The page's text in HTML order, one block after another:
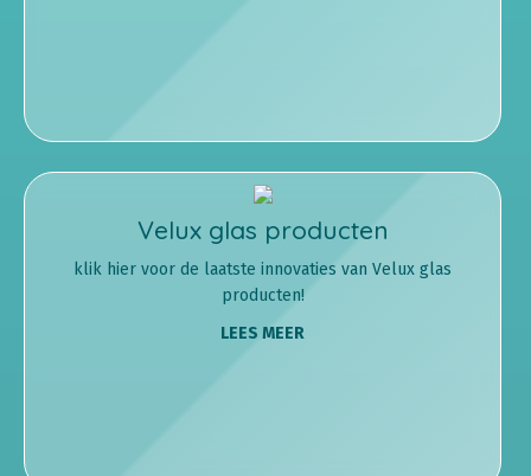
Velux glas producten
klik hier voor de laatste innovaties van Velux glas
producten!
LEES MEER